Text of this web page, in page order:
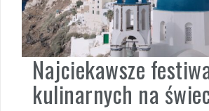
Najciekawsze
kulinarnych na